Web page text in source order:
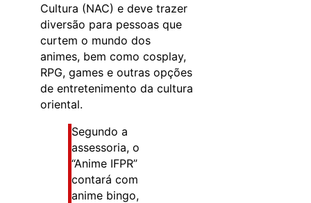
Cultura (NAC) e deve trazer
diversão para pessoas que
curtem o mundo dos
animes, bem como cosplay,
RPG, games e outras opções
de entretenimento da cultura
oriental.
Segundo a
assessoria, o
“Anime IFPR”
contará com
anime bingo,